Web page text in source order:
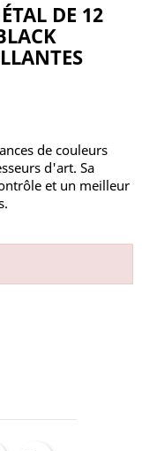
DE 12
de couleurs
d'art. Sa
et un meilleur